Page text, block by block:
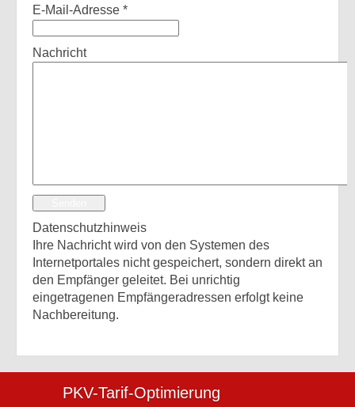
E-Mail-Adresse *
Nachricht
Datenschutzhinweis
Ihre Nachricht wird von den Systemen des
Internetportales nicht gespeichert, sondern direkt an
den Empfänger geleitet. Bei unrichtig
eingetragenen Empfängeradressen erfolgt keine
Nachbereitung.
PKV-Tarif-Optimierung